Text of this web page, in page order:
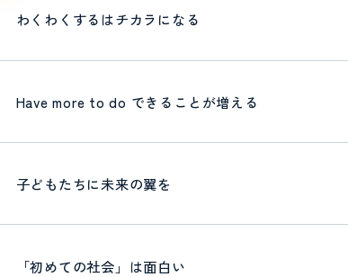
わくわくするはチカラになる
Have more to do できることが増える
子どもたちに未来の翼を
「初めての社会」は面白い